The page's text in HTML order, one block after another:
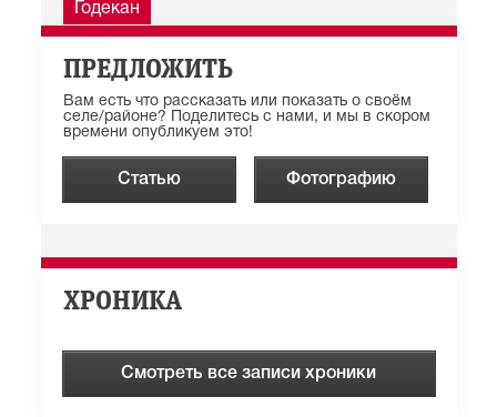
Годекан
ПРЕДЛОЖИТЬ
Вам есть что рассказать или показать о своём
селе/районе? Поделитесь с нами, и мы в скором
времени опубликуем это!
Статью Фотографию
ХРОНИКА
Смотреть все записи хроники